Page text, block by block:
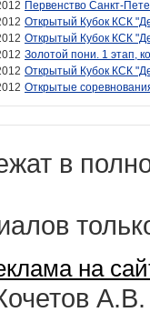
Первенство Санкт-
Открытый Кубок КСК
Открытый Кубок КСК
Золотой пони. 1 этап,
Открытый Кубок КСК
Открытые
в
на
А.В.